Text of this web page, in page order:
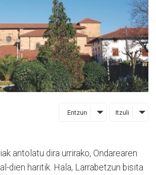
Entzun Itzuli
antolatu dira urrirako, Ondarearen
dien haritik. Hala, Larrabetzun bisita